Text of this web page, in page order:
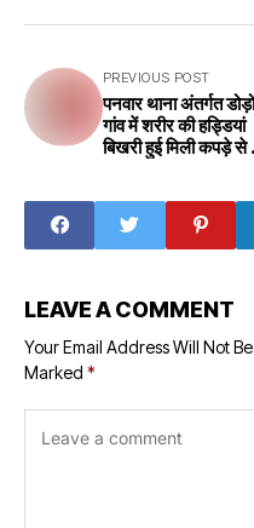
PREVIOUS POST
पनवार थाना अंतर्गत डोड़ो
गांव में शरीर की हड्डियां
बिखरी हुई मिली कपड़े से
LEAVE A COMMENT
Your Email Address Will Not
Marked *